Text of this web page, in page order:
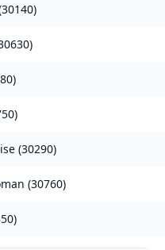
30140)
)
)
)
(30290)
(30760)
)